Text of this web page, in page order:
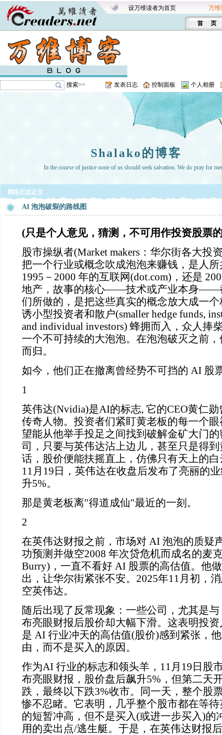
设万维读者为首页 万维
首 页
搜索>> 发表日志 控制面板 个人相册
Shalako的博客
In the course of justice none of us should seek salvation. We do pray for
网络日志正文
AI 泡泡破裂的路线图
(只是个人意见，猜测，不可用作投资股票
股市操纵者(Market makers：华尔街各大投
把一个行业或概念吹成泡泡来赚钱，是人
1995－2000 年的互联网(dot.com)，还是
地产，故事的核心——技术或产业本身——
们所做的，是把这些真实的概念放大成一
诱小型投资者和散户(smaller hedge funds,
and individual investors) 蜂拥而入，众人捧
一个不可持续的大泡泡。在泡泡破灭之前
而归。
如今，他们正在撤离曾经势不可挡的 AI 股
1
英伟达(Nvidia)是AI的标志, 它的CEO黄仁
传奇人物。投资者们紧盯黄老板的每一个
望能从他举手投足之间找到破解金矿大门
司，只要与英伟达沾上边儿，甚至只是得
话，股价便能扶摇直上，仿佛只有天上的
11月19日，英伟达在收盘后发布了亮丽的
升5%。
那是黄老板离"得道成仙"最近的一刻。
2
在英伟达财报之前，市场对 AI 泡泡的质疑
功预测并做空2008 年次贷危机而成名的麦
Burry)，一直不看好 AI 股票的高估值。他
出，让华尔街紧张不安。2025年11月初，
空英伟达。
随后出现了反常现象：一些公司，尤其是
布亮眼财报后股价却大幅下滑。这表明投
是 AI 行业冲天的高估值(股价)感到紧张，
由，而不是买入的原因。
作为AI 行业的标志和领头羊，11月19日股
布亮眼财报，股价盘后飙升5%，但第二天
跌，最终以下跌3%收市。同一天，整个股
惨不忍睹。它表明，几乎整个股市都在等
的短暂冲高，但不是买入(或进一步买入)的
用的卖出点/逃生艇。于是，在英伟达财报